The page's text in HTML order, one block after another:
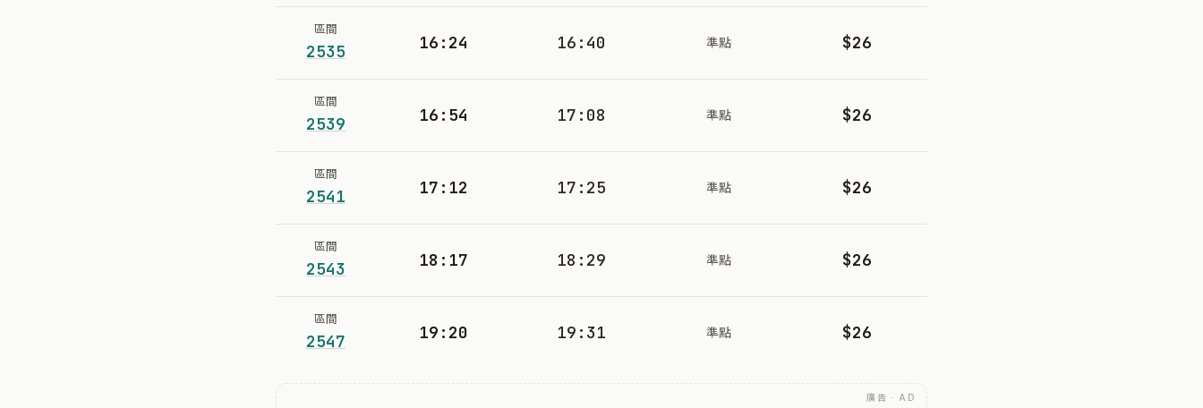
區間
2535 16:24 16:40 準點 $26
區間
2539 16:54 17:08 準點 $26
區間
2541 17:12 17:25 準點 $26
區間
2543 18:17 18:29 準點 $26
區間
2547 19:20 19:31 準點 $26
廣告 · AD